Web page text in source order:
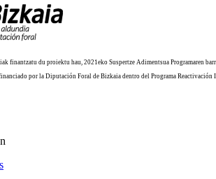
finantzatu du proiektu hau, 2021eko Suspertze Adimentsua Programaren
por la Diputación Foral de Bizkaia dentro del Programa Reactivación